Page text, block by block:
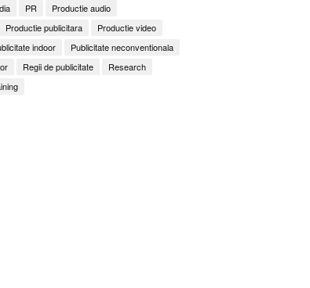
PR
Productie audio
Productie publicitara
Productie video
indoor
Publicitate neconventionala
Regii de publicitate
Research